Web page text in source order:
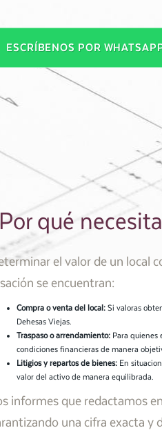
ESCRÍBENOS POR
qué
el valor de un local
se encuentran:
Compra o venta del local: Si valoras
Dehesas Viejas.
Traspaso o arrendamiento: Para quienes
condiciones financieras de manera
Litigios y repartos de bienes: En
valor del activo de manera equilibrada.
informes que redactamos
una cifra exacta y